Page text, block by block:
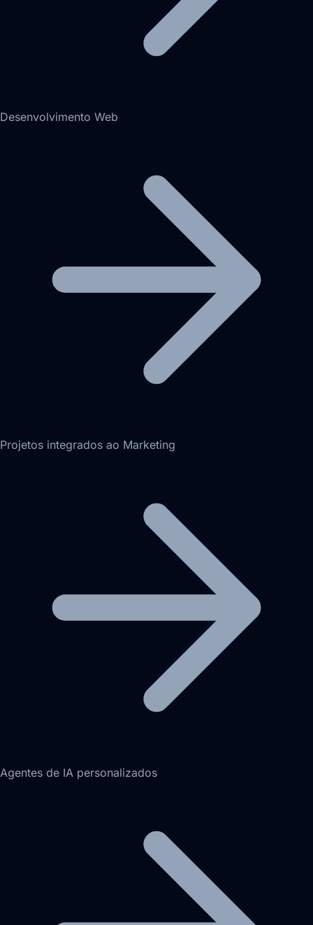
Desenvolvimento Web
Projetos integrados ao Marketing
Agentes de IA personalizados